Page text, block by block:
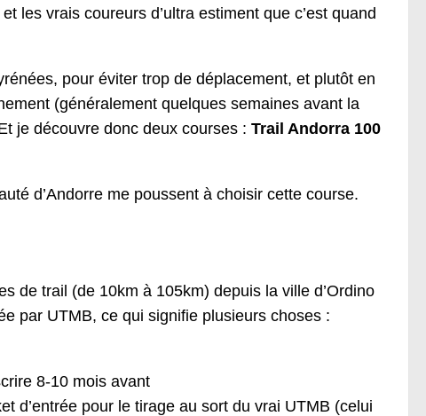
les vrais coureurs d’ultra estiment que c’est quand
pour éviter trop de déplacement, et plutôt en
(généralement quelques semaines avant la
je découvre donc deux courses : Trail Andorra 100
d’Andorre me poussent à choisir cette course.
de trail (de 10km à 105km) depuis la ville d’Ordino
par UTMB, ce qui signifie plusieurs choses :
8-10 mois avant
d’entrée pour le tirage au sort du vrai UTMB (celui